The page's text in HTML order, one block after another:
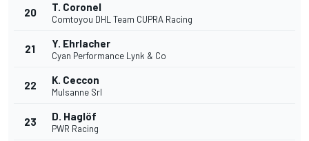
20 T. Coronel
Comtoyou DHL Team CUPRA Racing
21 Y. Ehrlacher
Cyan Performance Lynk & Co
22 K. Ceccon
Mulsanne Srl
23 D. Haglöf
PWR Racing